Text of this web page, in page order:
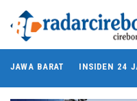
JAWA BARAT INSIDEN 24